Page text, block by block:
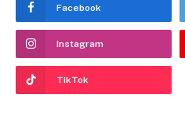
Facebook
Instagram
TikTok